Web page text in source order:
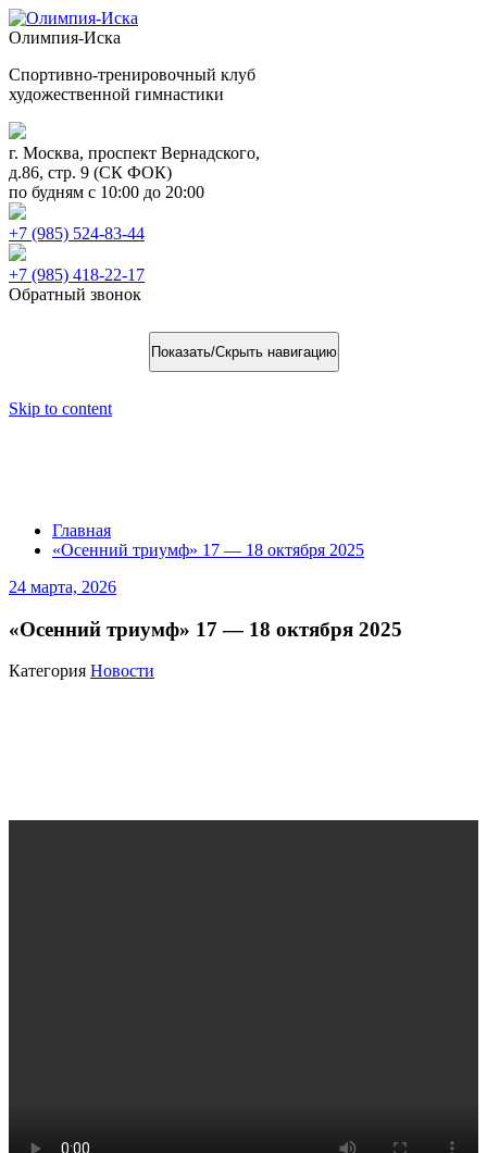
Олимпия-Иска
Спортивно-тренировочный клуб
художественной гимнастики
г. Москва, проспект Вернадского,
д.86, стр. 9 (СК ФОК)
по будням с 10:00 до 20:00
+7 (985) 524-83-44
+7 (985) 418-22-17
Обратный звонок
Показать/Скрыть навигацию
Skip to content
Главная
«Осенний триумф» 17 — 18 октября 2025
24 марта, 2026
«Осенний триумф» 17 — 18 октября 2025
Категория Новости